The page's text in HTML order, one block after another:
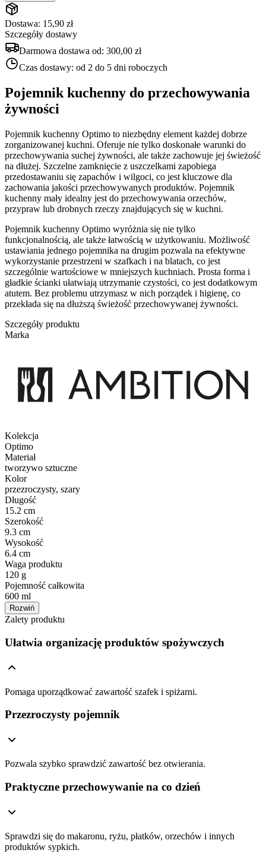
Dostawa: 15,90 zł
Szczegóły dostawy
Darmowa dostawa od: 300,00 zł
Czas dostawy: od 2 do 5 dni roboczych
Pojemnik kuchenny do przechowywania
żywności
Pojemnik kuchenny Optimo to niezbędny element każdej dobrze
zorganizowanej kuchni. Oferuje nie tylko doskonałe warunki do
przechowywania suchej żywności, ale także zachowuje jej świeżość
na dłużej. Szczelne zamknięcie z uszczelkami zapobiega
przedostawaniu się zapachów i wilgoci, co jest kluczowe dla
zachowania jakości przechowywanych produktów. Pojemnik
kuchenny mały idealny jest do przechowywania orzechów,
przypraw lub drobnych rzeczy znajdujących się w kuchni.
Pojemnik kuchenny Optimo wyróżnia się nie tylko
funkcjonalnością, ale także łatwością w użytkowaniu. Możliwość
ustawiania jednego pojemnika na drugim pozwala na efektywne
wykorzystanie przestrzeni w szafkach i na blatach, co jest
szczególnie wartościowe w mniejszych kuchniach. Prosta forma i
gładkie ścianki ułatwiają utrzymanie czystości, co jest dodatkowym
atutem. Bez problemu utrzymasz w nich porządek i higienę, co
przekłada się na dłuższą świeżość przechowywanej żywności.
Szczegóły produktu
Marka
Kolekcja
Optimo
Materiał
tworzywo sztuczne
Kolor
przezroczysty, szary
Długość
15.2 cm
Szerokość
9.3 cm
Wysokość
6.4 cm
Waga produktu
120 g
Pojemność całkowita
600 ml
Rozwiń
Zalety produktu
Ułatwia organizację produktów spożywczych
Pomaga uporządkować zawartość szafek i spiżarni.
Przezroczysty pojemnik
Pozwala szybko sprawdzić zawartość bez otwierania.
Praktyczne przechowywanie na co dzień
Sprawdzi się do makaronu, ryżu, płatków, orzechów i innych
produktów sypkich.